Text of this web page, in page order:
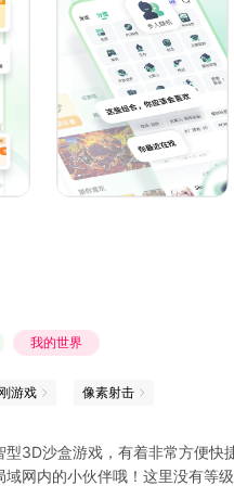
我的世界
游戏 像素射击
3D沙盒游戏，有着非常方便快
网内的小伙伴哦！这里没有等